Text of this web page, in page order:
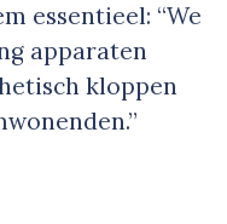
essentieel: “We
apparaten
kloppen